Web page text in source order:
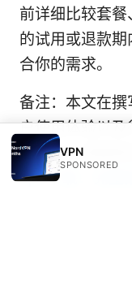
前详细比较套
的试用或退款
合你的需求。
备注：本文在撰
户使用体验以
术细节，请直接
vpn下载：完整
VPN
SPONSORED